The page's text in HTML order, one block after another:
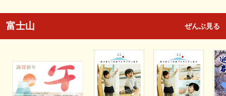
富士山 ぜんぶ見る